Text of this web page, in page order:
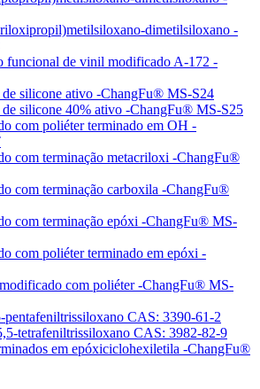
dimetilsiloxano -
funcional de vinil modificado A-172 -
silicone ativo -ChangFu® MS-S24
silicone 40% ativo -ChangFu® MS-S25
com poliéter terminado em OH -
com terminação metacriloxi -ChangFu®
com terminação carboxila -ChangFu®
com terminação epóxi -ChangFu® MS-
com poliéter terminado em epóxi -
com poliéter -ChangFu® MS-
CAS: 3390-61-2
tetrafeniltrissiloxano CAS: 3982-82-9
em epóxiciclohexiletila -ChangFu®